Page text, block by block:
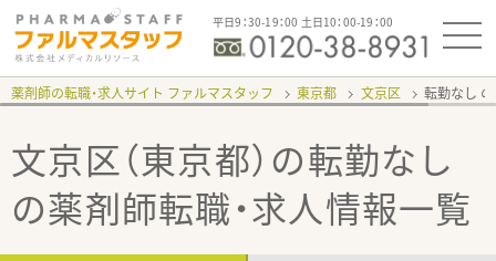
平日9：30-19：00 土日10：00-19：00
薬剤師の転職・求人サイト ファルマスタッフ 東京都 文京区 転勤なし
文京区（東京都）の転勤なし
の薬剤師転職・求人情報一覧